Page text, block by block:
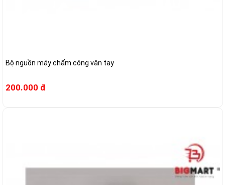
Bộ nguồn máy chấm công vân tay
200.000 đ